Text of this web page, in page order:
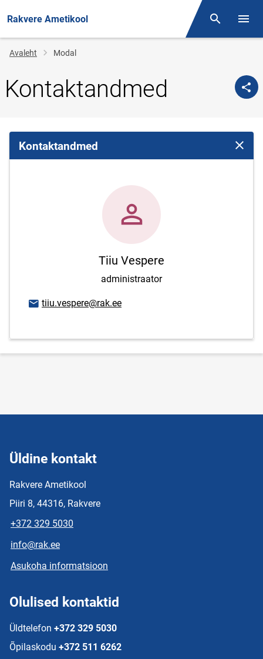
Rakvere Ametikool Otsing
Jälglink
Avaleht Modal
Kontaktandmed
Kontaktandmed Sulge
Tiiu Vespere
administraator
E-posti aadress
tiiu.vespere@rak.ee
Üldine kontakt
Rakvere Ametikool
Piiri 8, 44316, Rakvere
+372 329 5030
info@rak.ee
Asukoha informatsioon
Olulised kontaktid
Üldtelefon +372 329 5030
Õpilaskodu +372 511 6262